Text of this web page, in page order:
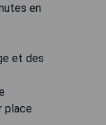
en
et des
place